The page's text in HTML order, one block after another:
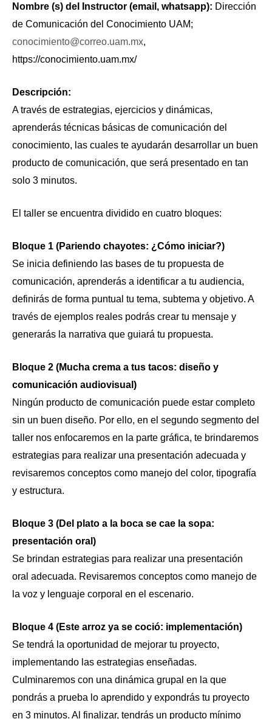
Nombre (s) del Instructor (email, whatsapp): Dirección
de Comunicación del Conocimiento UAM;
conocimiento@correo.uam.mx,
https://conocimiento.uam.mx/
Descripción:
A través de estrategias, ejercicios y dinámicas,
aprenderás técnicas básicas de comunicación del
conocimiento, las cuales te ayudarán desarrollar un buen
producto de comunicación, que será presentado en tan
solo 3 minutos.
El taller se encuentra dividido en cuatro bloques:
Bloque 1 (Pariendo chayotes: ¿Cómo iniciar?)
Se inicia definiendo las bases de tu propuesta de
comunicación, aprenderás a identificar a tu audiencia,
definirás de forma puntual tu tema, subtema y objetivo. A
través de ejemplos reales podrás crear tu mensaje y
generarás la narrativa que guiará tu propuesta.
Bloque 2 (Mucha crema a tus tacos: diseño y
comunicación audiovisual)
Ningún producto de comunicación puede estar completo
sin un buen diseño. Por ello, en el segundo segmento del
taller nos enfocaremos en la parte gráfica, te brindaremos
estrategias para realizar una presentación adecuada y
revisaremos conceptos como manejo del color, tipografía
y estructura.
Bloque 3 (Del plato a la boca se cae la sopa:
presentación oral)
Se brindan estrategias para realizar una presentación
oral adecuada. Revisaremos conceptos como manejo de
la voz y lenguaje corporal en el escenario.
Bloque 4 (Este arroz ya se coció: implementación)
Se tendrá la oportunidad de mejorar tu proyecto,
implementando las estrategias enseñadas.
Culminaremos con una dinámica grupal en la que
pondrás a prueba lo aprendido y expondrás tu proyecto
en 3 minutos. Al finalizar, tendrás un producto mínimo